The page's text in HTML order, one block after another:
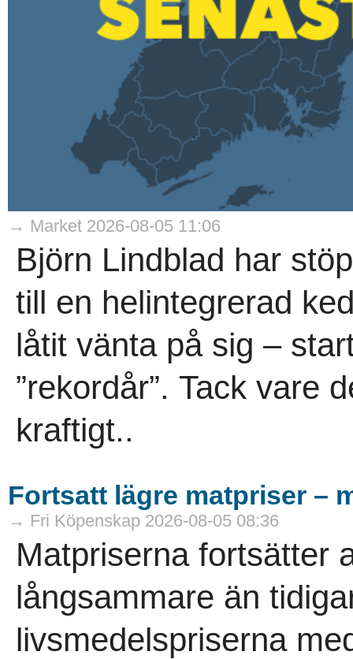
→ Market 2026-08-05 11:06
Björn Lindblad har
till en helintegrerad
låtit vänta på sig –
”rekordår”. Tack vare
kraftigt..
Fortsatt lägre matpriser –
→ Fri Köpenskap 2026-08-05 08:36
Matpriserna fortsätter
långsammare än
livsmedelspriserna